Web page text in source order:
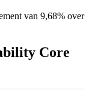
van 9,68% over
Core